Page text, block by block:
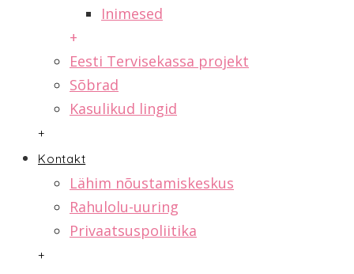
Inimesed
+
Eesti Tervisekassa projekt
Sõbrad
Kasulikud lingid
+
Kontakt
Lähim nõustamiskeskus
Rahulolu-uuring
Privaatsuspoliitika
+